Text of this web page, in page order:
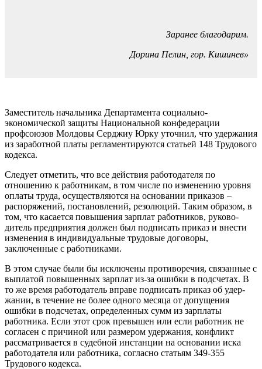
Заранее благодарим.
Дорина Пелин, гор. Кишинев»
Заместитель начальника Департа­мента социально-
экономической за­щиты Национальной конфедерации
профсоюзов Молдовы Серджиу Юрку уточнил, что удержания
из заработной платы регламентируются статьей 148 Трудового
кодекса.
Следует отметить, что все действия работодателя по
отношению к работ­никам, в том числе по изменению уровня
оплаты труда, осуществляются на основании приказов –
распоряже­ний, постановлений, резолюций. Та­ким образом, в
том, что касается по­вышения зарплат работников, руково­
дитель предприятия должен был под­писать приказ и внести
изменения в индивидуальные трудовые договоры,
заключенные с работниками.
В этом случае были бы исключены противоречия, связанные с
выплатой повышенных зарплат из-за ошибки в подсчетах. В
то же время работода­тель вправе подписать приказ об удер­
жании, в течение не более одного ме­сяца от допущения
ошибки в подсче­тах, определенных сумм из зарплаты
работника. Если этот срок превышен или если работник не
согласен с при­чиной или размером удержания, кон­фликт
рассматривается в судебной ин­станции на основании иска
работода­теля или работника, согласно статьям 349-355
Трудового кодекса.